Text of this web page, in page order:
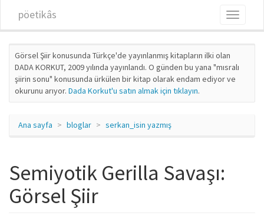
pöetikâs
Toggle
Görsel Şiir konusunda Türkçe'de yayınlanmış kitapların ilki olan
DADA KORKUT, 2009 yılında yayınlandı. O günden bu yana "mısralı
şiirin sonu" konusunda ürkülen bir kitap olarak endam ediyor ve
okurunu arıyor. Dada Korkut'u satın almak için tıklayın.
Ana sayfa bloglar serkan_isin yazmış
Semiyotik Gerilla Savaşı:
Görsel Şiir